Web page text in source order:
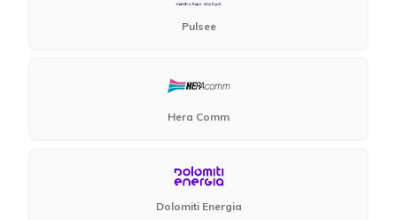
Pulsee
Hera Comm
Dolomiti Energia